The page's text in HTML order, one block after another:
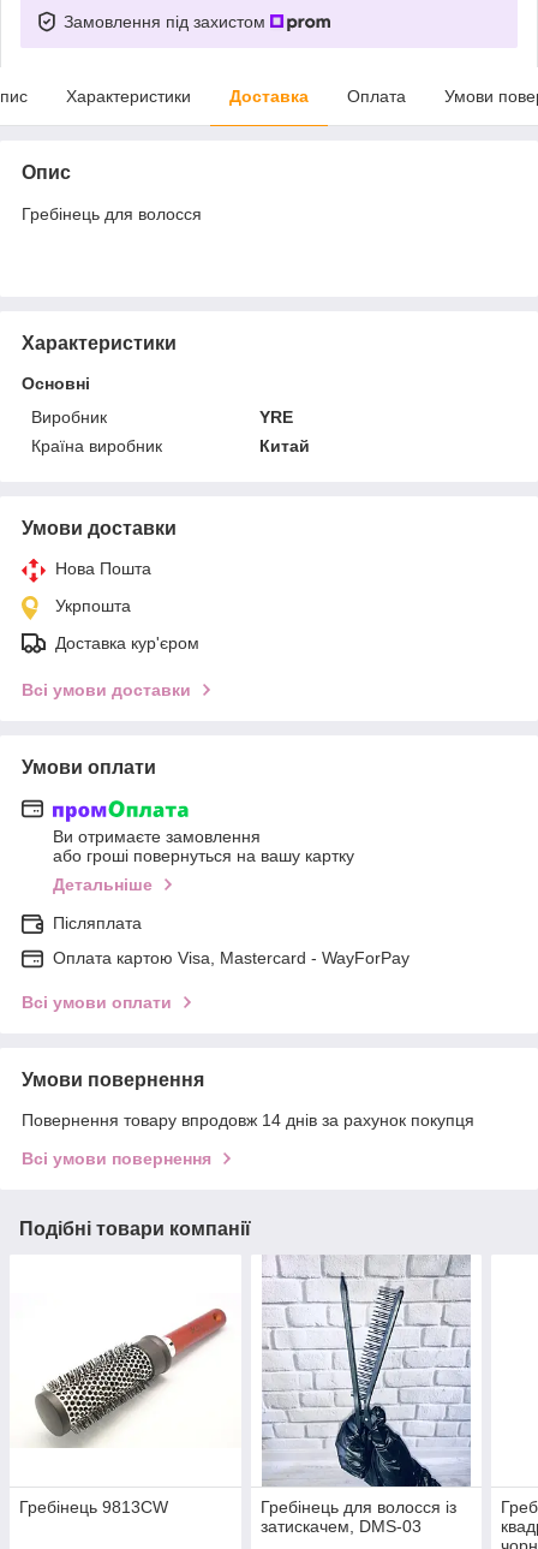
Замовлення під захистом
Характеристики Доставка Оплата Умови
Опис
Гребінець для волосся
Характеристики
Основні
Виробник
YRE
Країна виробник
Китай
Умови доставки
Нова Пошта
Укрпошта
Доставка кур'єром
Всі умови доставки
Умови оплати
Ви отримаєте замовлення
або гроші повернуться на вашу картку
Детальніше
Післяплата
Оплата картою Visa, Mastercard - WayForPay
Всі умови оплати
Умови повернення
Повернення товару впродовж 14 днів за рахунок покупця
Всі умови повернення
Подібні товари компанії
Гребінець 9813CW
Гребінець для волосся із
затискачем, DMS-03